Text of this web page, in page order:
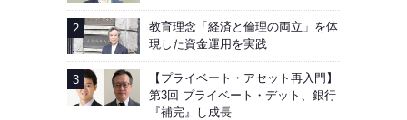
教育理念「経済と倫理の両立」を体
現した資金運用を実践
【プライベート・アセット再入門】
第3回 プライベート・デット、銀行
『補完』し成長